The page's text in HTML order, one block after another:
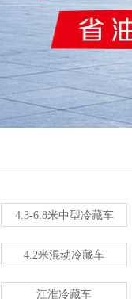
4.3-6.8米中型冷藏车
4.2米混动冷藏车
江淮冷藏车